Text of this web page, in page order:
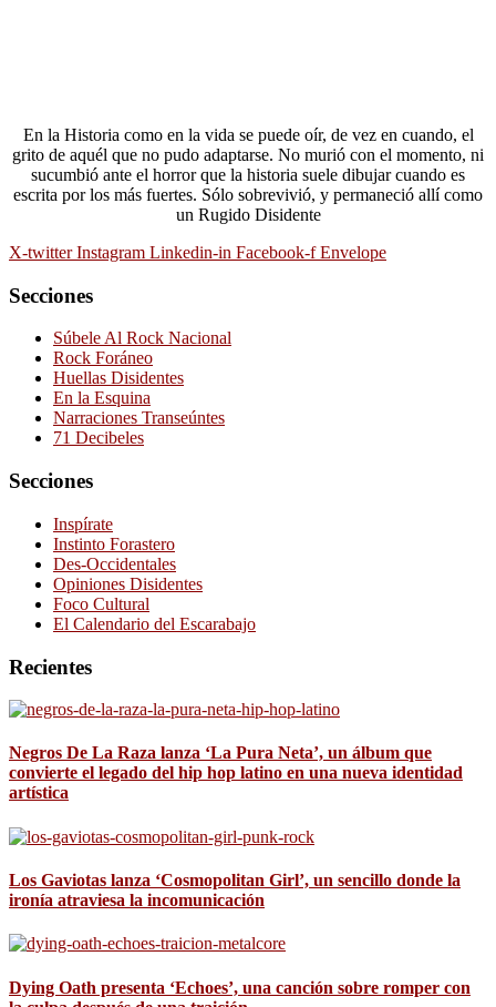
En la Historia como en la vida se puede oír, de vez en cuando, el
grito de aquél que no pudo adaptarse. No murió con el momento, ni
sucumbió ante el horror que la historia suele dibujar cuando es
escrita por los más fuertes. Sólo sobrevivió, y permaneció allí como
un Rugido Disidente
X-twitter Instagram Linkedin-in Facebook-f Envelope
Secciones
Súbele Al Rock Nacional
Rock Foráneo
Huellas Disidentes
En la Esquina
Narraciones Transeúntes
71 Decibeles
Secciones
Inspírate
Instinto Forastero
Des-Occidentales
Opiniones Disidentes
Foco Cultural
El Calendario del Escarabajo
Recientes
Negros De La Raza lanza ‘La Pura Neta’, un álbum que
convierte el legado del hip hop latino en una nueva identidad
artística
Los Gaviotas lanza ‘Cosmopolitan Girl’, un sencillo donde la
ironía atraviesa la incomunicación
Dying Oath presenta ‘Echoes’, una canción sobre romper con